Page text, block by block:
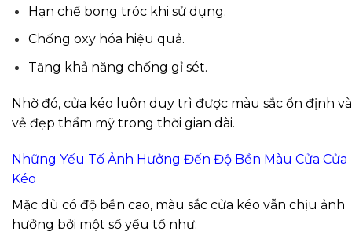
Hạn chế bong tróc khi sử dụng.
Chống oxy hóa hiệu quả.
Tăng khả năng chống gỉ sét.
Nhờ đó, cửa kéo luôn duy trì được màu sắc ổn định và
vẻ đẹp thẩm mỹ trong thời gian dài.
Những Yếu Tố Ảnh Hưởng Đến Độ Bền Màu Cửa Cửa
Kéo
Mặc dù có độ bền cao, màu sắc cửa kéo vẫn chịu ảnh
hưởng bởi một số yếu tố như: